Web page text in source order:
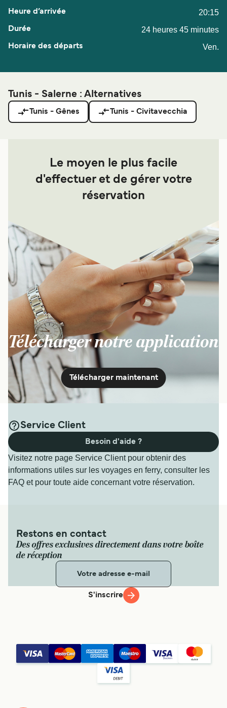
20:15
24 heures 45 minutes
Ven.
Tunis - Salerne : Alternatives
Tunis - Gênes Tunis - Civitavecchia
Le moyen le plus facile
d'effectuer et de gérer votre
réservation
Télécharger notre application
Télécharger maintenant
Service Client
Visitez notre page Service Client pour obtenir des
informations utiles sur les voyages en ferry, consulter les
FAQ et pour toute aide concernant votre réservation.
Besoin d'aide ?
Restons en contact
Des offres exclusives directement dans votre boîte
de réception
S'inscrire